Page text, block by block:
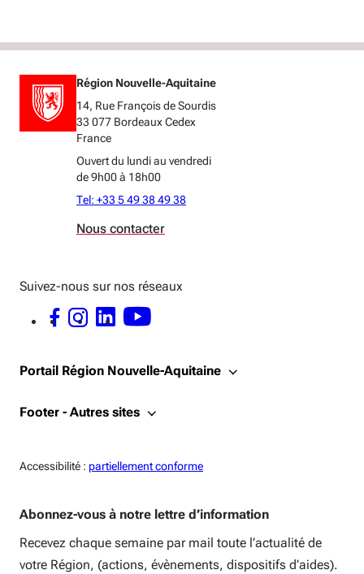
Région Nouvelle-Aquitaine
14, Rue François de Sourdis
33 077 Bordeaux Cedex
France
Ouvert du lundi au vendredi
de 9h00 à 18h00
Tel: +33 5 49 38 49 38
Nous contacter
Suivez-nous sur nos réseaux
FACEBOOK - OUVERTURE DANS UNE NOUVELLE FENÊTRE
INSTAGRAM - OUVERTURE DANS UNE NOUVELLE FENÊTRE
LINKEDIN - OUVERTURE DANS UNE NOUVELLE FENÊTRE
YOUTUBE - OUVERTURE DANS UNE NOUVELLE FENÊTRE
Portail Région Nouvelle-Aquitaine
Footer - Autres sites
Accessibilité : Accessiblité:
partiellement conforme
Abonnez-vous à notre lettre d’information
Recevez chaque semaine par mail toute l’actualité de
votre Région, (actions, évènements, dispositifs d’aides).